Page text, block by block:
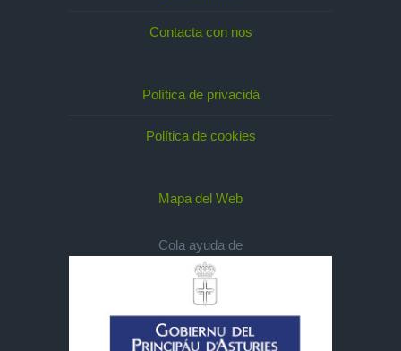
Contacta con nos
Política de privacidá
Política de cookies
Mapa del Web
Cola ayuda de